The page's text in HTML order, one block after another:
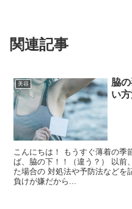
関連記事
美容
脇
い
こんにちは！ もうすぐ薄着の季
ば、脇の下！！（違う？） 以前
た場合の 対処法や予防法などを
負けが嫌だから...